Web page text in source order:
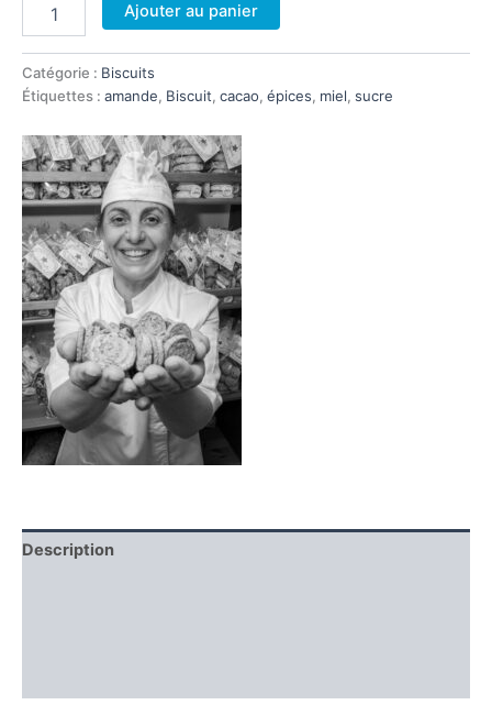
Miel
de
et
cacao
250gr
Ajouter au panier
Catégorie : Biscuits
Étiquettes : amande, Biscuit, cacao, épices, miel, sucre
Description